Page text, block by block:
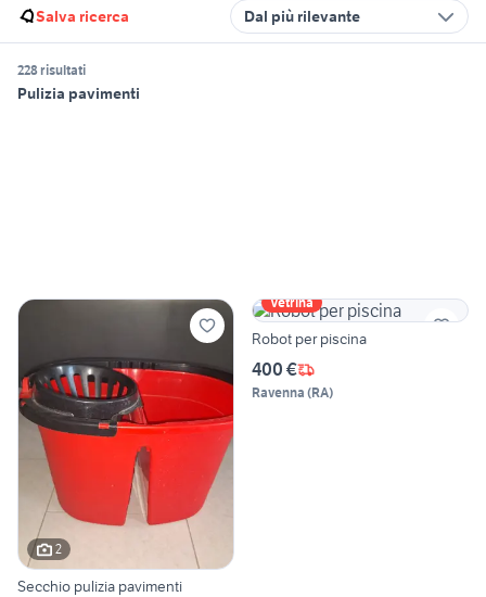
Salva ricerca Dal più rilevante
228 risultati
Pulizia pavimenti
2
Secchio pulizia pavimenti
Vetrina
Robot per piscina
400 €
Ravenna (RA)